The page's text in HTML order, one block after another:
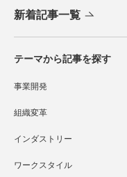
新着記事一覧
テーマから記事を探す
事業開発
組織変革
インダストリー
ワークスタイル